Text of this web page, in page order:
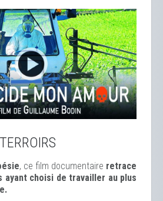
, ce film documentaire retrace
ayant choisi de travailler au plus